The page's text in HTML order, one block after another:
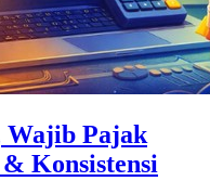
Wajib Pajak
Konsistensi